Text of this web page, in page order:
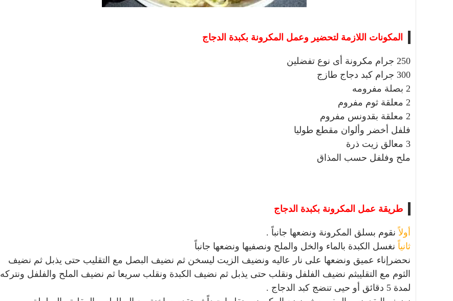
المكونات اللازمة لتحضير وعمل المكرونة بكبدة الدجاج
250 جرام مكرونة أى نوع تفضلين
300 جرام كبد دجاج طازج
2 بصلة مفرومه
2 معلقة ثوم مفروم
2 معلقة بقدونس مفروم
فلفل أخضر وألوان مقطع طوليا
3 معالق زيت ذرة
ملح وفلفل حسب المذاق
طريقة عمل المكرونة بكبدة الدجاج
أولاً نقوم بسلق المكرونة ونضعها جانباً .
ثانياً نغسل الكبدة بالماء والخل والملح ونصفيها ونضعها جانباً
نحضرإناء عميق ونضعها على نار عاليه ونضيف الزيت ليسخن ثم نضيف البصل مع التقليب حتى يذبل ثم نضيف
الثوم مع التقليبثم نضيف الفلفل ونقلب حتى يذبل ثم نضيف الكبدة ونقلب سريعا ثم نضيف الملح والفلفل ونتركه
لمدة 5 دقائق أو حيى تنضج كبد الدجاج .